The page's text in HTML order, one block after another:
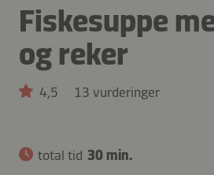
Fiskesuppe
og reker
4,5 13 vurderinger
total tid 30 min.